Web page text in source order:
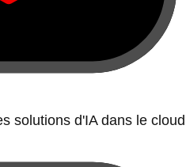
solutions d'IA dans le cloud